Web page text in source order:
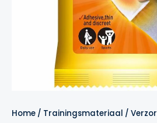
Home / Trainingsmateriaal /